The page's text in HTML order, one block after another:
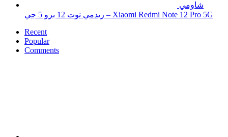
شاومي
ريدمي نوت 12 برو 5 جي – Xiaomi Redmi Note 12 Pro 5G
Recent
Popular
Comments